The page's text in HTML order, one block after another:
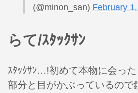
(@minon_san) February
らて/ｽﾀｯｸｻﾝ
ｽﾀｯｸｻﾝ…!初めて本物に会っ
部分と目がかぶっているので